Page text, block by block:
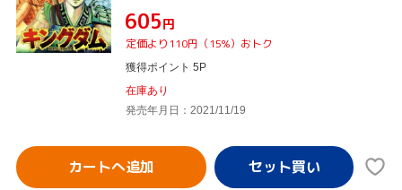
¥605円
定価より110円（15%）おトク
獲得ポイント 5P
在庫あり
発売年月日：2021/11/19
カートへ追加